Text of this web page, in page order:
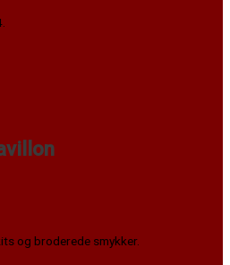
og broderede smykker.